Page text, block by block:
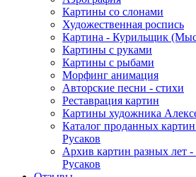
Картины со слонами
Художественная роспись
Картина - Курильщик
Картины с руками
Картины с рыбами
Морфинг анимация
Авторские песни - стихи
Реставрация картин
Картины художника
Каталог проданных
Русаков
Архив картин разных лет
Русаков